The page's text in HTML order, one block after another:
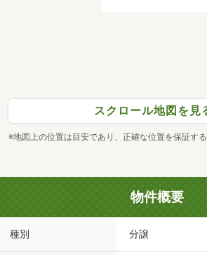
スクロール地図を見
※地図上の位置は目安であり、正確な位置を保証す
物件概要
種別 分譲